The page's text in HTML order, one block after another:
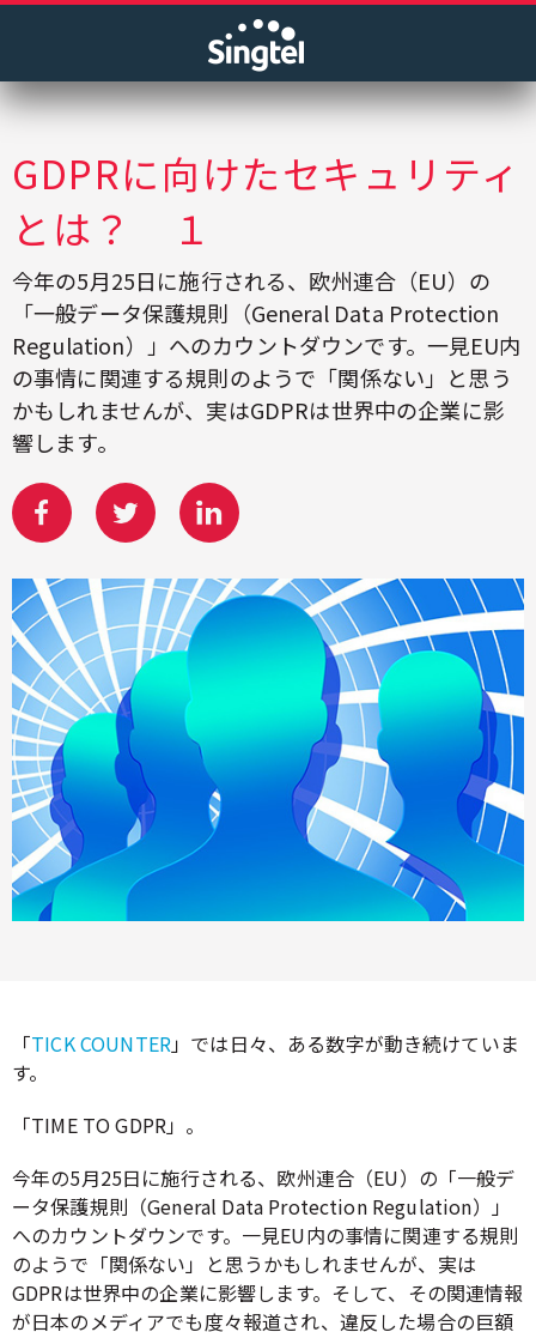
GDPRに向けたセキュリティ
とは？ １
今年の5月25日に施行される、欧州連合（EU）の
「一般データ保護規則（General Data Protection
Regulation）」へのカウントダウンです。一見EU内
の事情に関連する規則のようで「関係ない」と思う
かもしれませんが、実はGDPRは世界中の企業に影
響します。
「TICK COUNTER」では日々、ある数字が動き続けていま
す。
「TIME TO GDPR」。
今年の5月25日に施行される、欧州連合（EU）の「一般デ
ータ保護規則（General Data Protection Regulation）」
へのカウントダウンです。一見EU内の事情に関連する規則
のようで「関係ない」と思うかもしれませんが、実は
GDPRは世界中の企業に影響します。そして、その関連情報
が日本のメディアでも度々報道され、違反した場合の巨額